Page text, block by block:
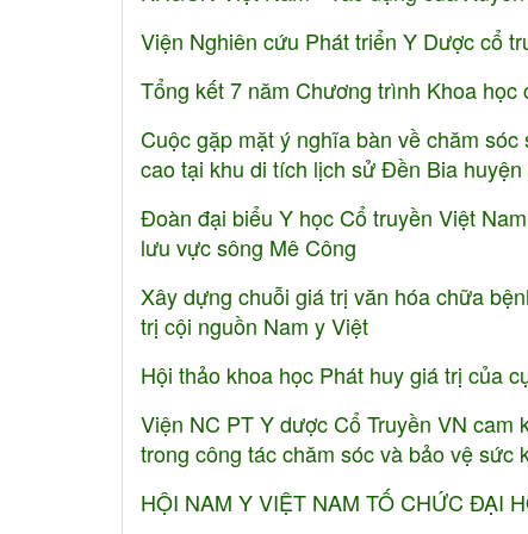
Viện Nghiên cứu Phát triển Y Dược cổ
Tổng kết 7 năm Chương trình Khoa
Cuộc gặp mặt ý nghĩa bàn về chăm
cao tại khu di tích lịch sử Đền Bia
Đoàn đại biểu Y học Cổ truyền Việt
lưu vực sông Mê Công
Xây dựng chuỗi giá trị văn hóa chữa
trị cội nguồn Nam y Việt
Hội thảo khoa học Phát huy giá trị của
Viện NC PT Y dược Cổ Truyền VN
trong công tác chăm sóc và bảo vệ sức
HỘI NAM Y VIỆT NAM TỐ CHỨC ĐẠI